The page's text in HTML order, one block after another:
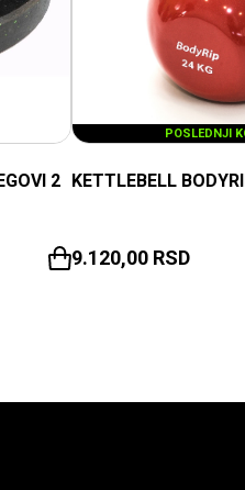
2
POSLEDNJI
KETTLEBELL
9.120,00 RSD